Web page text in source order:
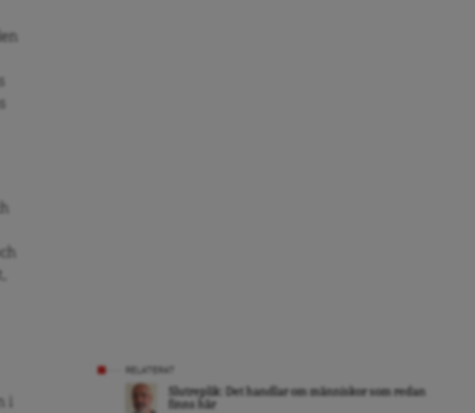
i
Slutreplik: Det handlar om människor som redan
finns här